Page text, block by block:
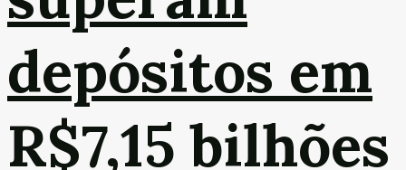
depósitos em
R$7,15 bilhões